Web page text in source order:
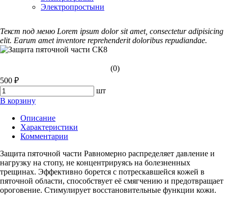
Электропростыни
Текст под меню Lorem ipsum dolor sit amet, consectetur adipisicing
elit. Earum amet inventore reprehenderit doloribus repudiandae.
(0)
500 ₽
шт
В корзину
Описание
Характеристики
Комментарии
Защита пяточной части Равномерно распределяет давление и
нагрузку на стопу, не концентрируясь на болезненных
трещинах. Эффективно борется с потрескавшейся кожей в
пяточной области, способствует её смягчению и предотвращает
ороговение. Стимулирует восстановительные функции кожи.